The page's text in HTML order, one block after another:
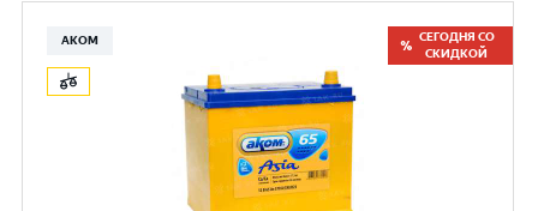
АКОМ
СЕГОДНЯ СО
СКИДКОЙ